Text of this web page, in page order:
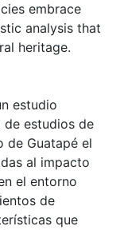
embrace
analysis that
heritage.
estudio
estudios de
de Guatapé el
al impacto
el entorno
de
que